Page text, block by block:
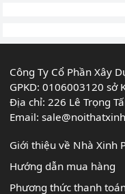
Công Ty Cổ Phần Xây
GPKD: 0106003120 sở
Địa chỉ: 226 Lê Trọng
Email:
Giới thiệu về Nhà Xinh
Hướng dẫn mua hàng
Phương thức thanh